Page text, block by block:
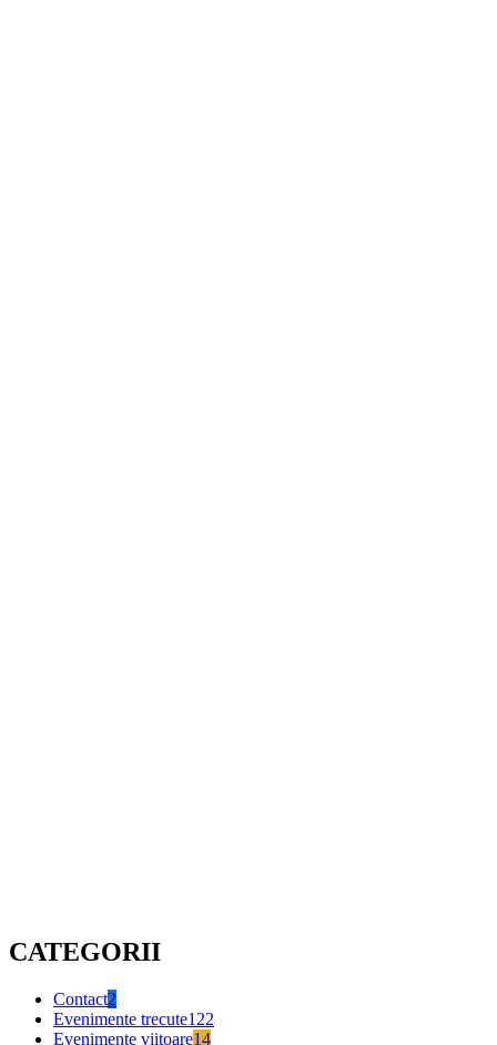
CATEGORII
Contact2
Evenimente trecute122
Evenimente viitoare14